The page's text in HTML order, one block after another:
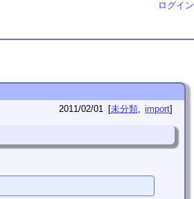
ログイン
2011/02/01 未分類 import